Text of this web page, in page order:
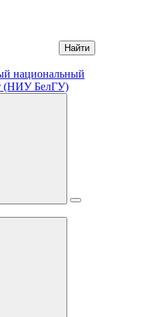
Найти